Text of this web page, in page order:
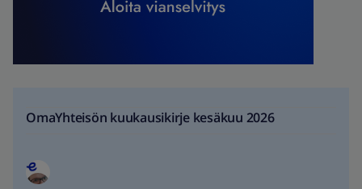
OmaYhteisön kuukausikirje kesäkuu 2026